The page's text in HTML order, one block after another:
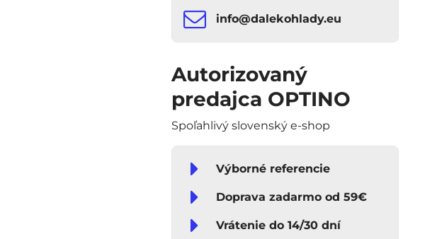
info​​@dalekohlady​​.eu
Autorizovaný
predajca OPTINO
Spoľahlivý slovenský e-shop
Výborné referencie
Doprava zadarmo od 59€
Vrátenie do 14/30 dní